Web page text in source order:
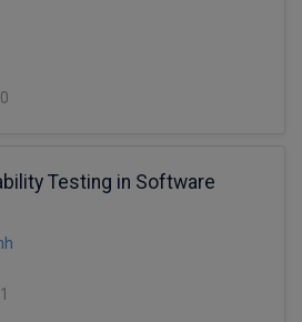
0
Testing in Software
1